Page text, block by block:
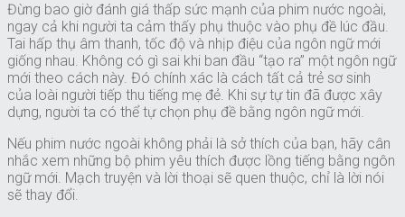
Đừng bao giờ đánh giá thấp sức mạnh của phim nước ngoài,
ngay cả khi người ta cảm thấy phụ thuộc vào phụ đề lúc đầu.
Tai hấp thụ âm thanh, tốc độ và nhịp điệu của ngôn ngữ mới
giống nhau. Không có gì sai khi ban đầu “tạo ra” một ngôn ngữ
mới theo cách này. Đó chính xác là cách tất cả trẻ sơ sinh
của loài người tiếp thu tiếng mẹ đẻ. Khi sự tự tin đã được xây
dựng, người ta có thể tự chọn phụ đề bằng ngôn ngữ mới.
Nếu phim nước ngoài không phải là sở thích của bạn, hãy cân
nhắc xem những bộ phim yêu thích được lồng tiếng bằng ngôn
ngữ mới. Mạch truyện và lời thoại sẽ quen thuộc, chỉ là lời nói
sẽ thay đổi.